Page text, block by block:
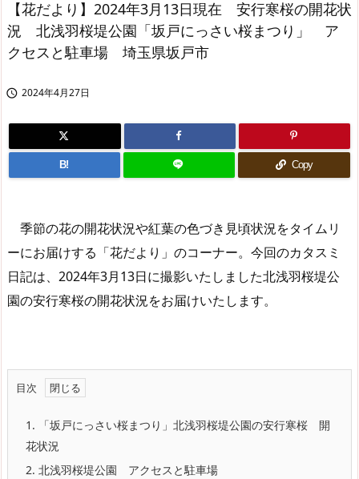
【花だより】2024年3月13日現在 安行寒桜の開花状
況 北浅羽桜堤公園「坂戸にっさい桜まつり」 ア
クセスと駐車場 埼玉県坂戸市
 2024年4月27日
B! Copy
季節の花の開花状況や紅葉の色づき見頃状況をタイムリ
ーにお届けする「花だより」のコーナー。今回のカタスミ
日記は、2024年3月13日に撮影いたしました北浅羽桜堤公
園の安行寒桜の開花状況をお届けいたします。
目次
1. 「坂戸にっさい桜まつり」北浅羽桜堤公園の安行寒桜 開
花状況
2. 北浅羽桜堤公園 アクセスと駐車場